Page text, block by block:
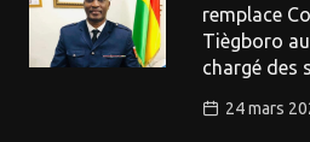
remplace
Tiègboro
chargé des
24 mars